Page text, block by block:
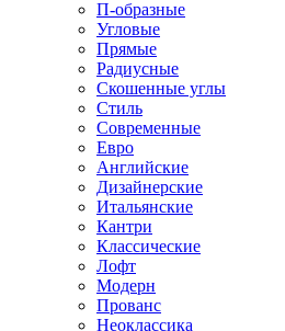
П-образные
Угловые
Прямые
Радиусные
Скошенные углы
Стиль
Современные
Евро
Английские
Дизайнерские
Итальянские
Кантри
Классические
Лофт
Модерн
Прованс
Неоклассика